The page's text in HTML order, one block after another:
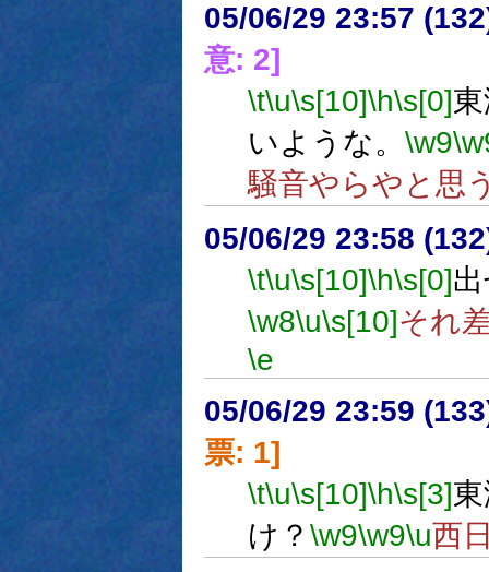
05/06/29 23:57
意: 2]
\t\u\s[10]\h\s[0]
いような。 \w9
騒音やらやと思
05/06/29 23:58
\t\u\s[10]\h\s[0]
\w8\u\s[10]それ
\e
05/06/29 23:59
票: 1]
\t\u\s[10]\h\s[3]
け？ \w9\w9\u西